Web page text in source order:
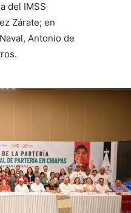
del IMSS
Zárate; en
Antonio de